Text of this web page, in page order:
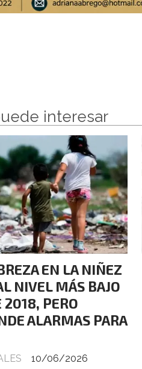
interesar
EN LA NIÑEZ
NIVEL MÁS BAJO
2018, PERO
ALARMAS PARA
10/06/2026